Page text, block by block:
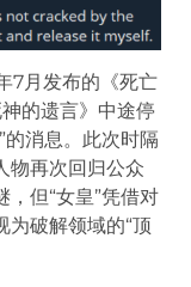
7月发布的《死亡
的遗言》中途停
的消息。此次时隔
物再次回归公众
但“女皇”凭借对
为破解领域的“顶